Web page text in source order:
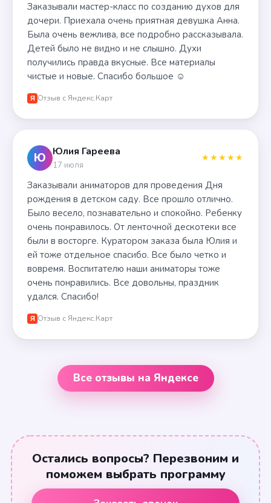
Заказывали мастер-класс по созданию духов для
дочери. Приехала очень приятная девушка Анна.
Была очень вежлива, все подробно рассказывала.
Детей было не видно и не слышно. Духи
получились правда вкусные. Все материалы
чистые и новые. Спасибо большое ☺️
Я Отзыв с Яндекс.Карт
Ю Юлия Гареева
17 июля
★★★★★
Заказывали аниматоров для проведения Дня
рождения в детском саду. Все прошло отлично.
Было весело, познавательно и спокойно. Ребенку
очень понравилось. От ленточной дескотеки все
были в восторге. Куратором заказа была Юлия и
ей тоже отдельное спасибо. Все было четко и
вовремя. Воспитателю наши аниматоры тоже
очень понравились. Все довольны, праздник
удался. Спасибо!
Я Отзыв с Яндекс.Карт
Все отзывы на Яндексе
Остались вопросы? Перезвоним и
поможем выбрать программу